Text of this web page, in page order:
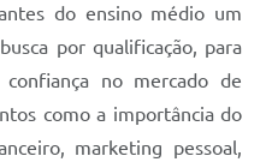
do ensino médio um
por qualificação, para
no mercado de
como a importância do
marketing pessoal,